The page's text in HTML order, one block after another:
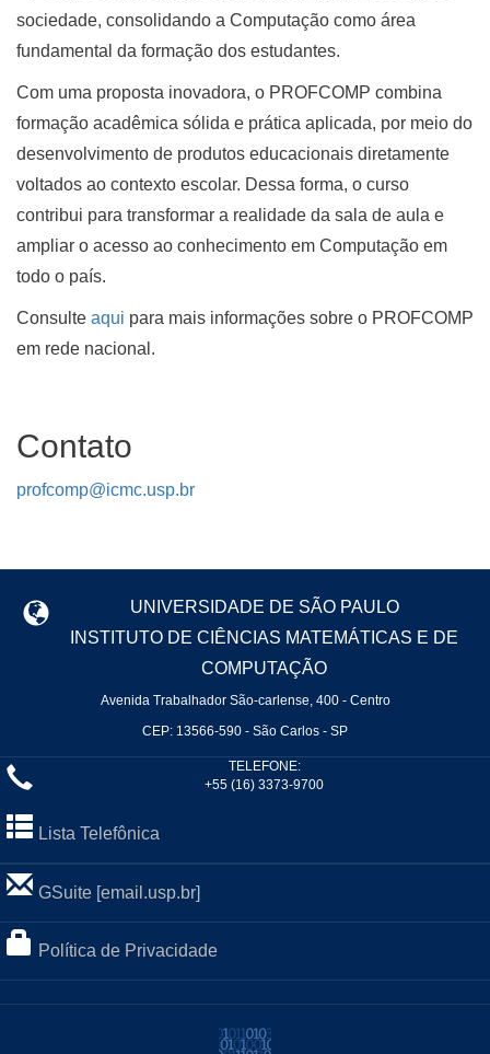
sociedade, consolidando a Computação como área
fundamental da formação dos estudantes.
Com uma proposta inovadora, o PROFCOMP combina
formação acadêmica sólida e prática aplicada, por meio do
desenvolvimento de produtos educacionais diretamente
voltados ao contexto escolar. Dessa forma, o curso
contribui para transformar a realidade da sala de aula e
ampliar o acesso ao conhecimento em Computação em
todo o país.
Consulte aqui para mais informações sobre o PROFCOMP
em rede nacional.
Contato
profcomp@icmc.usp.br
UNIVERSIDADE DE SÃO PAULO
INSTITUTO DE CIÊNCIAS MATEMÁTICAS E DE
COMPUTAÇÃO
Avenida Trabalhador São-carlense, 400 - Centro
CEP: 13566-590 - São Carlos - SP
TELEFONE:
+55 (16) 3373-9700
Lista Telefônica
GSuite [email.usp.br]
Política de Privacidade